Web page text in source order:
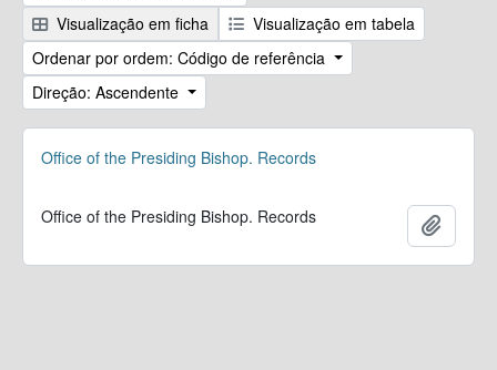
Visualização em ficha
Visualização em tabela
Ordenar por ordem: Código de referência
Direção: Ascendente
Office of the Presiding Bishop. Records
Office of the Presiding Bishop. Records